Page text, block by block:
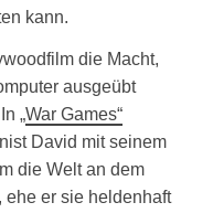
kann.
die Macht,
ausgeübt
„War Games“
David mit seinem
die Welt an dem
ehe er sie heldenhaft